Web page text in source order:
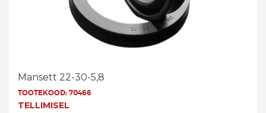
Mansett 22-30-5,8
TOOTEKOOD:70466
TELLIMISEL